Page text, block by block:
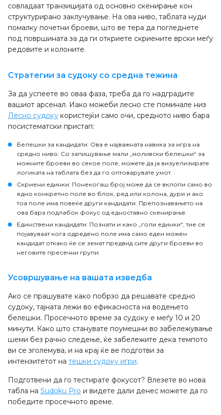
совладаат транзицијата од основно скенирање кон
структурирано заклучување. На ова ниво, таблата нуди
помалку почетни броеви, што ве тера да погледнете
под површината за да ги откриете скриените врски меѓу
редовите и колоните.
Стратегии за судоку со средна тежина
За да успеете во оваа фаза, треба да го надградите
вашиот арсенал. Иако можеби лесно сте поминале низ
Лесно судоку користејќи само очи, средното ниво бара
посистематски пристап:
Белешки за кандидати: Ова е најважната навика за игра на
средно ниво. Со запишување мали „моливски белешки“ за
можните броеви во секое поле, можете да ја визуелизирате
логиката на таблата без да го оптоварувате умот.
Скриени единки: Понекогаш број може да се вклопи само во
едно конкретно поле во блок, ред или колона, дури и ако
тоа поле има повеќе други кандидати. Препознавањето на
ова бара подлабок фокус од едноставно скенирање.
Единствени кандидати: Познати и како „голи единки“, тие се
појавуваат кога одредено поле има само еден можен
кандидат откако ќе се земат предвид сите други броеви во
неговите пресечни групи.
Усовршување на вашата изведба
Ако се прашувате како побрзо да решавате средно
судоку, тајната лежи во ефикасноста на водењето
белешки. Просечното време за судоку е меѓу 10 и 20
минути. Како што станувате поумешни во забележување
шеми без рачно следење, ќе забележите дека темпото
ви се зголемува, и на крај ќе ве подготви за
интензитетот на тешки судоку игри.
Подготвени да го тестирате фокусот? Влезете во нова
табла на Sudoku Pro и видете дали денес можете да го
победите просечното време.